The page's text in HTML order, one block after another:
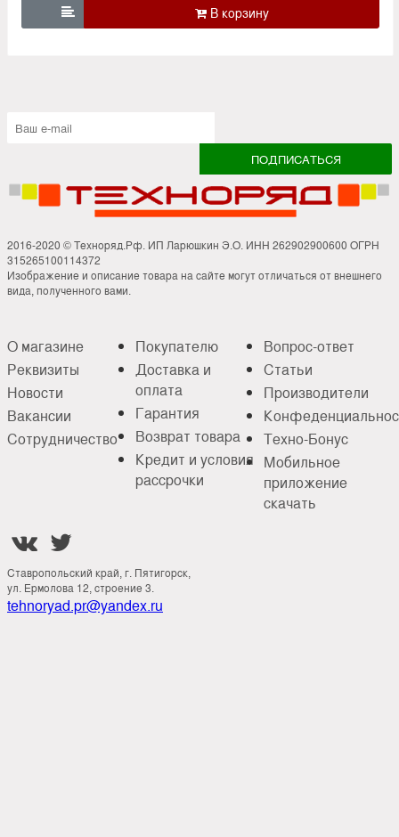

2016-2020 © Техноряд.Рф. ИП Ларюшкин Э.О. ИНН 262902900600 ОГРН
315265100114372
Изображение и описание товара на сайте могут отличаться от внешнего
вида, полученного вами.
О магазине
Реквизиты
Новости
Вакансии
Сотрудничество
Покупателю
Доставка и
оплата
Гарантия
Возврат товара
Кредит и условия
рассрочки
Вопрос-ответ
Статьи
Производители
Техно-Бонус
Мобильное
приложение
скачать
 
Ставропольский край, г. Пятигорск,
ул. Ермолова 12, строение 3.
tehnoryad.pr@yandex.ru